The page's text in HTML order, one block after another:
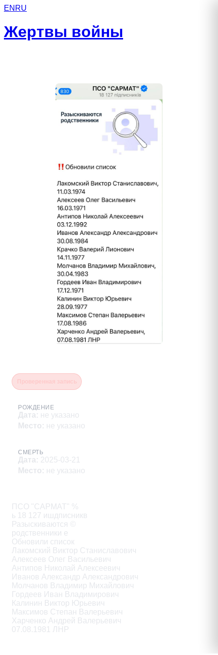
EN RU
Жертвы войны
РОЖДЕНИЕ
Дата: не указано
Место: не указано
СМЕРТЬ
Дата: 2025-03-21
Место: не указано
ПСО "САРМАТ" %
ь 18 127 ишдписникв
Разыскиваются ©
родственники e
Обновили список
Лакомский Виктор Станиславович
Алексеев Олег Васильевич
Антипов Николай Алексеевич
Иванов Александр Александрович
Молчанов Владимир Михайлович
Гордеев Иван Владимирович
Калинин Виктор Юрьевич
Максимов Степан Валерьевич
Харченко Андрей Валерьевич
07.08.1981 ЛНР